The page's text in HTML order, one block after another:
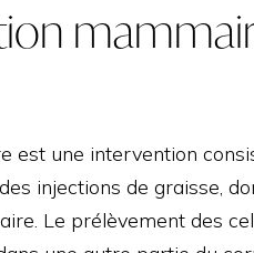
CHIRURGIE DES
RHINOPLASTIE
OTOPLASTIE
GRAINS DE BEAUTÉ
CICATRICES
est une intervention
injections de graisse,
Le prélèvement des